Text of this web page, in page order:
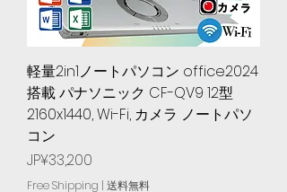
軽量2in1ノートパソコン office2024
搭載 パナソニック CF-QV9 12型
2160x1440, Wi-Fi, カメラ ノートパソ
コン
Price
JP¥33,200
Free Shipping | 送料無料